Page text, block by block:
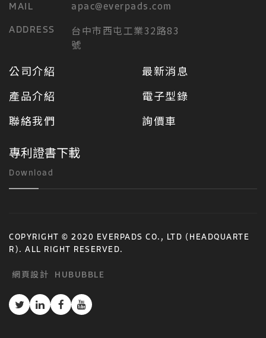
MAIL apac@everpads.com
ADDRESS
台中市西屯工業32路83
號
公司介紹
最新消息
產品介紹
電子型錄
聯絡我們
詢價車
專利證書下載
Download
COPYRIGHT © 2020 EVERPADS CO., LTD (HEADQUARTE
R). ALL RIGHT RESERVED.
網頁設計 HUBUBBLE